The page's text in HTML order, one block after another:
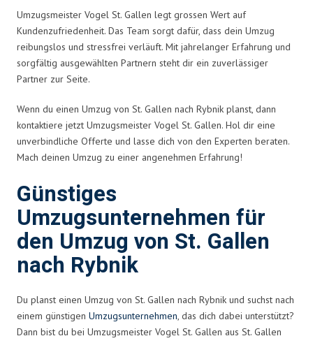
Umzugsmeister Vogel St. Gallen legt grossen Wert auf
Kundenzufriedenheit. Das Team sorgt dafür, dass dein Umzug
reibungslos und stressfrei verläuft. Mit jahrelanger Erfahrung und
sorgfältig ausgewählten Partnern steht dir ein zuverlässiger
Partner zur Seite.
Wenn du einen Umzug von St. Gallen nach Rybnik planst, dann
kontaktiere jetzt Umzugsmeister Vogel St. Gallen. Hol dir eine
unverbindliche Offerte und lasse dich von den Experten beraten.
Mach deinen Umzug zu einer angenehmen Erfahrung!
Günstiges
Umzugsunternehmen für
den Umzug von St. Gallen
nach Rybnik
Du planst einen Umzug von St. Gallen nach Rybnik und suchst nach
einem günstigen Umzugsunternehmen, das dich dabei unterstützt?
Dann bist du bei Umzugsmeister Vogel St. Gallen aus St. Gallen